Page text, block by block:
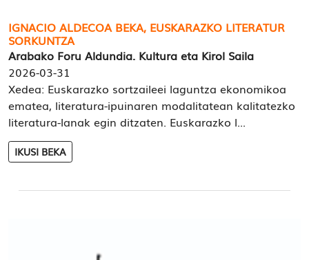
IGNACIO ALDECOA BEKA, EUSKARAZKO LITERATUR
SORKUNTZA
Arabako Foru Aldundia. Kultura eta Kirol Saila
2026-03-31
Xedea: Euskarazko sortzaileei laguntza ekonomikoa
ematea, literatura-ipuinaren modalitatean kalitatezko
literatura-lanak egin ditzaten. Euskarazko l...
IKUSI BEKA